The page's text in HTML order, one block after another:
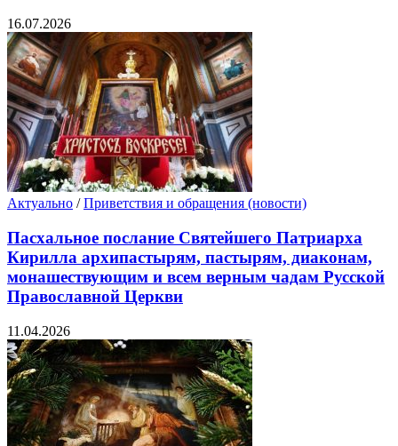
16.07.2026
Актуально /Приветствия и обращения (новости)
Пасхальное послание Святейшего Патриарха
Кирилла архипастырям, пастырям, диаконам,
монашествующим и всем верным чадам Русской
Православной Церкви
11.04.2026